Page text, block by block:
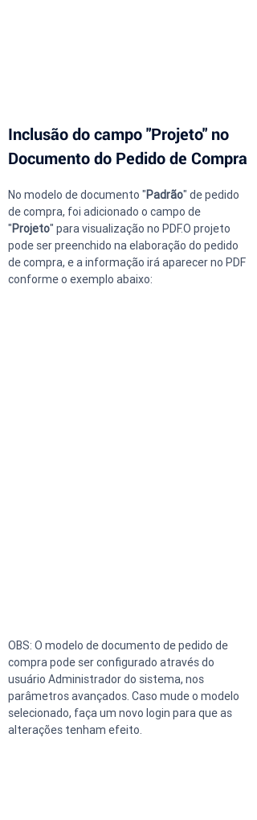
Inclusão do campo "Projeto" no
Documento do Pedido de Compra
No modelo de documento "Padrão" de pedido
de compra, foi adicionado o campo de
"Projeto" para visualização no PDF.O projeto
pode ser preenchido na elaboração do pedido
de compra, e a informação irá aparecer no PDF
conforme o exemplo abaixo:
OBS: O modelo de documento de pedido de
compra pode ser configurado através do
usuário Administrador do sistema, nos
parâmetros avançados. Caso mude o modelo
selecionado, faça um novo login para que as
alterações tenham efeito.